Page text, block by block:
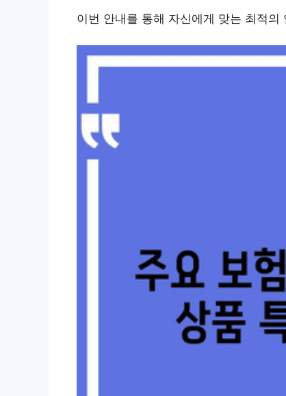
이번 안내를 통해 자신에게 맞는 최적